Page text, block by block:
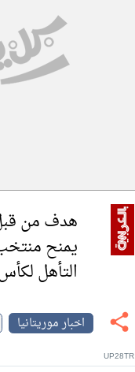
هدف من
يمنح
التأهل لكأس
اخبار موريتانيا
UP28TR